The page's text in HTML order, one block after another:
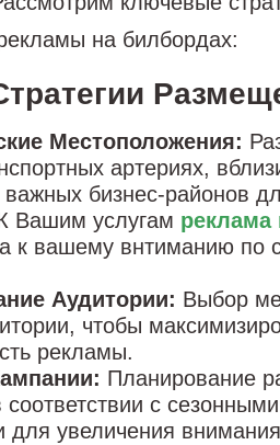
на билбордах:
Местоположения:
артериях,
важных бизнес-районов
Вашим услугам реклама
к вашему внтиманию по
Аудитории: Выбор
чтобы
рекламы.
Планирование
с
для увеличения